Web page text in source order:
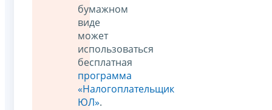
бумажном
виде
может
использоваться
бесплатная
программа
«Налогоплательщик
ЮЛ».